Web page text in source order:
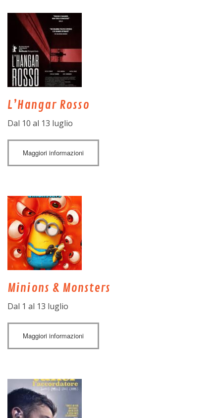
L’Hangar Rosso
Dal 10 al 13 luglio
Maggiori informazioni
Minions & Monsters
Dal 1 al 13 luglio
Maggiori informazioni